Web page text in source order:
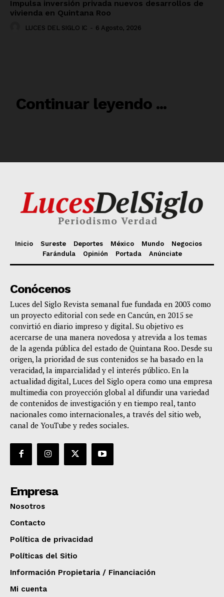
Inicio Sureste Deportes México Mundo
Negocios
Farándula
Opinión Portada Anúnciate
Conócenos
Luces del Siglo Revista semanal fue fundada en 2003 como
un proyecto editorial con sede en Cancún, en 2015 se
convirtió en diario impreso y digital. Su objetivo es
acercarse de una manera novedosa y atrevida a los temas
de la agenda pública del estado de Quintana Roo. Desde su
origen, la prioridad de sus contenidos se ha basado en la
veracidad, la imparcialidad y el interés público. En la
actualidad digital, Luces del Siglo opera como una empresa
multimedia con proyección global al difundir una variedad
de contenidos de investigación y en tiempo real, tanto
nacionales como internacionales, a través del sitio web,
canal de YouTube y redes sociales.
Empresa
Nosotros
Contacto
Política de privacidad
Políticas del Sitio
Información Propietaria / Financiación
Mi cuenta